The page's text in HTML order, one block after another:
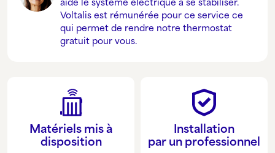
Voltalis est rémunérée pour ce service ce
qui permet de rendre notre thermostat
gratuit pour vous.
Matériels mis à
disposition
Installation
par un professionnel